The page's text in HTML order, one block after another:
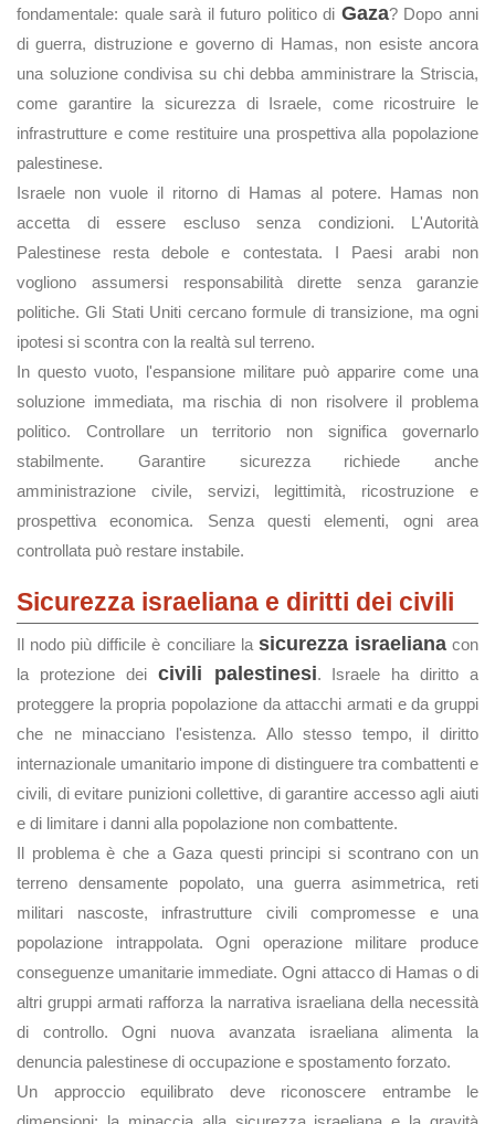
fondamentale: quale sarà il futuro politico di Gaza? Dopo anni
di guerra, distruzione e governo di Hamas, non esiste ancora
una soluzione condivisa su chi debba amministrare la Striscia,
come garantire la sicurezza di Israele, come ricostruire le
infrastrutture e come restituire una prospettiva alla popolazione
palestinese.
Israele non vuole il ritorno di Hamas al potere. Hamas non
accetta di essere escluso senza condizioni. L'Autorità
Palestinese resta debole e contestata. I Paesi arabi non
vogliono assumersi responsabilità dirette senza garanzie
politiche. Gli Stati Uniti cercano formule di transizione, ma ogni
ipotesi si scontra con la realtà sul terreno.
In questo vuoto, l'espansione militare può apparire come una
soluzione immediata, ma rischia di non risolvere il problema
politico. Controllare un territorio non significa governarlo
stabilmente. Garantire sicurezza richiede anche
amministrazione civile, servizi, legittimità, ricostruzione e
prospettiva economica. Senza questi elementi, ogni area
controllata può restare instabile.
Sicurezza israeliana e diritti dei civili
Il nodo più difficile è conciliare la sicurezza israelianacon
la protezione dei civili palestinesi. Israele ha diritto a
proteggere la propria popolazione da attacchi armati e da gruppi
che ne minacciano l'esistenza. Allo stesso tempo, il diritto
internazionale umanitario impone di distinguere tra combattenti e
civili, di evitare punizioni collettive, di garantire accesso agli aiuti
e di limitare i danni alla popolazione non combattente.
Il problema è che a Gaza questi principi si scontrano con un
terreno densamente popolato, una guerra asimmetrica, reti
militari nascoste, infrastrutture civili compromesse e una
popolazione intrappolata. Ogni operazione militare produce
conseguenze umanitarie immediate. Ogni attacco di Hamas o di
altri gruppi armati rafforza la narrativa israeliana della necessità
di controllo. Ogni nuova avanzata israeliana alimenta la
denuncia palestinese di occupazione e spostamento forzato.
Un approccio equilibrato deve riconoscere entrambe le